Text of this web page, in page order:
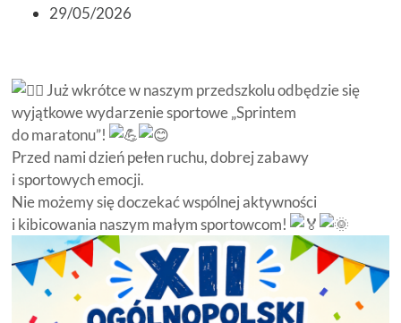
29/05/2026
Już wkrótce w naszym przedszkolu odbędzie się
wyjątkowe wydarzenie sportowe „Sprintem
do maratonu”!
Przed nami dzień pełen ruchu, dobrej zabawy
i sportowych emocji.
Nie możemy się doczekać wspólnej aktywności
i kibicowania naszym małym sportowcom!